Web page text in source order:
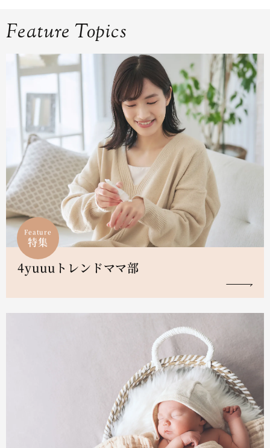
Feature Topics
Feature
特集
4yuuuトレンドママ部